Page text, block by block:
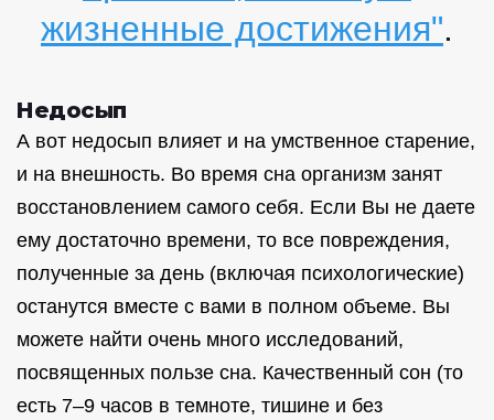
жизненные достижения".
Недосып
А вот недосып влияет и на умственное старение,
и на внешность. Во время сна организм занят
восстановлением самого себя. Если Вы не даете
ему достаточно времени, то все повреждения,
полученные за день (включая психологические)
останутся вместе с вами в полном объеме. Вы
можете найти очень много исследований,
посвященных пользе сна. Качественный сон (то
есть 7–9 часов в темноте, тишине и без